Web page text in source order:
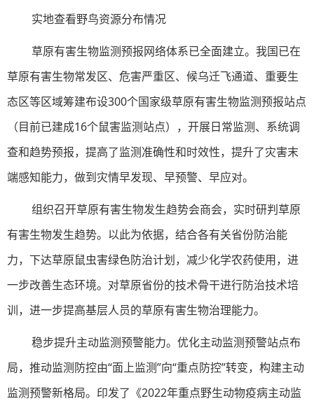
实地查看野鸟资源分布情况
草原有害生物监测预报网络体系已全面建立。我国已在
草原有害生物常发区、危害严重区、候乌迁飞通道、重要生
态区等区域筹建布设300个国家级草原有害生物监测预报站点
（目前已建成16个鼠害监测站点），开展日常监测、系统调
查和趋势预报，提高了监测准确性和时效性，提升了灾害末
端感知能力，做到灾情早发现、早预警、早应对。
组织召开草原有害生物发生趋势会商会，实时研判草原
有害生物发生趋势。以此为依据，结合各有关省份防治能
力，下达草原鼠虫害绿色防治计划，减少化学农药使用，进
一步改善生态环境。对草原省份的技术骨干进行防治技术培
训，进一步提高基层人员的草原有害生物治理能力。
稳步提升主动监测预警能力。优化主动监测预警站点布
局，推动监测防控由“面上监测”向“重点防控”转变，构建主动
监测预警新格局。印发了《2022年重点野生动物疫病主动监